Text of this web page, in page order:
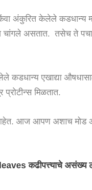
अंकुरित केलेले कडधान्य
असतात. तसेच ते
कडधान्य एखाद्या
प्रोटीन्स मिळतात.
आज आपण अशाच मोड
कढीपत्त्याचे असंख्य